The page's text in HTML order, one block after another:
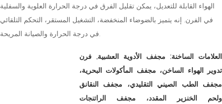
الهواء القابلة للتعديل، يمكن تقليل الفرق في درجة الحرارة العلوية والسفلية
في الفرن. إنه يتميز بالضوضاء المنخفضة، التشغيل المستقر، التحكم التلقائي
العلامات الساخنة: مجفف الأدوية العشبية, فرن
تدوير الهواء الساخن، مجفف المأكولات البحرية،
مجفف الطب الصيني التقليدي، مجفف النقانق
ولحم الخنزير المقدد، مجفف الراتنجات